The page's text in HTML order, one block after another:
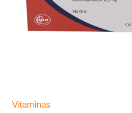
Vitaminas